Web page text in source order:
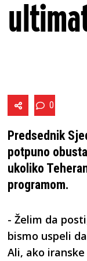
0
Predsednik
potpuno
ukoliko
programom.
- Želim da
bismo uspeli
Ali, ako